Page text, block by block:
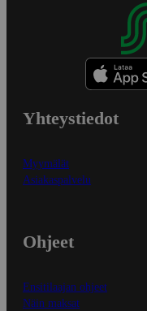
Yhteystiedot
Myymälät
Asiakaspalvelu
Ohjeet
Ensitilaajan ohjeet
Näin maksat